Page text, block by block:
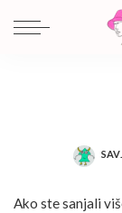
Ako ste sanjali